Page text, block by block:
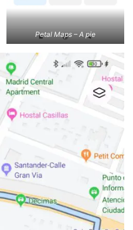
Petal Maps – A pie